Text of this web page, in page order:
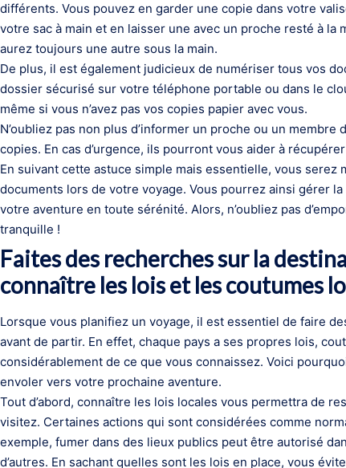
différents. Vous pouvez en garder une copie dans votre
votre sac à main et en laisser une avec un proche resté à la
aurez toujours une autre sous la main.
De plus, il est également judicieux de numériser tous vos
dossier sécurisé sur votre téléphone portable ou dans le
même si vous n’avez pas vos copies papier avec vous.
N’oubliez pas non plus d’informer un proche ou un
copies. En cas d’urgence, ils pourront vous aider à
En suivant cette astuce simple mais essentielle, vous
documents lors de votre voyage. Vous pourrez ainsi gérer
votre aventure en toute sérénité. Alors, n’oubliez pas
tranquille !
Faites des recherches sur la
connaître les lois et les coutumes
Lorsque vous planifiez un voyage, il est essentiel de faire
avant de partir. En effet, chaque pays a ses propres lois,
considérablement de ce que vous connaissez. Voici
envoler vers votre prochaine aventure.
Tout d’abord, connaître les lois locales vous permettra de
visitez. Certaines actions qui sont considérées comme
exemple, fumer dans des lieux publics peut être autorisé
d’autres. En sachant quelles sont les lois en place, vous